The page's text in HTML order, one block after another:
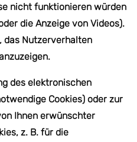
nicht funktionieren würden
die Anzeige von Videos).
das Nutzerverhalten
des elektronischen
Cookies) oder zur
Ihnen erwünschter
z. B. für die